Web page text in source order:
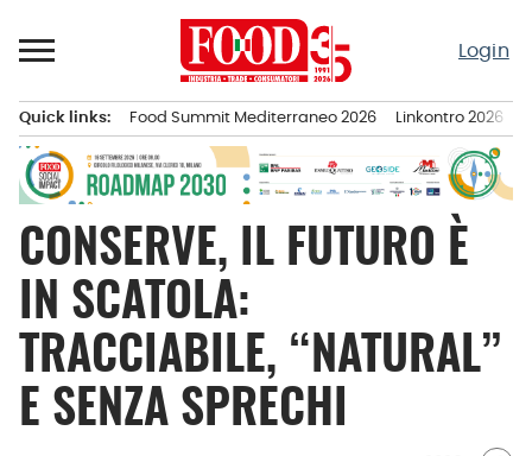
al
Login
principale
Quick links: Food Summit Mediterraneo 2026 Linkontro 2026
CONSERVE, IL FUTURO È
IN SCATOLA:
TRACCIABILE, “NATURAL”
E SENZA SPRECHI